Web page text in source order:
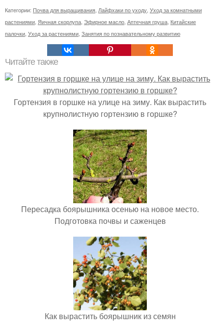
Категории: Почва для выращивания Лайфхаки по уходу Уход за комнатными
растениями Яичная скорлупа Эфирное масло Аптечная груша Китайские
палочки Уход за растениями Занятия по познавательному развитию
Читайте также
Гортензия в горшке на улице на зиму. Как вырастить
крупнолистную гортензию в горшке?
Пересадка боярышника осенью на новое место.
Подготовка почвы и саженцев
Как вырастить боярышник из семян